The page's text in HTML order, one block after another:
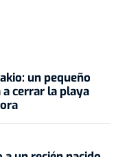
un pequeño
cerrar la playa